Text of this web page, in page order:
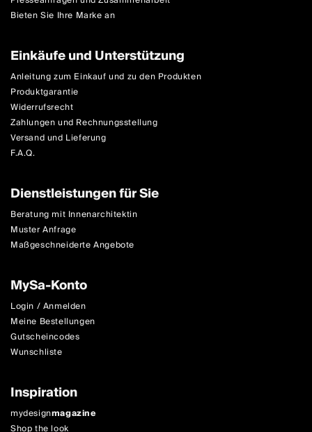
Bieten Sie Ihre Marke an
Einkäufe und Unterstützung
Anleitung zum Einkauf und zu den Produkten
Produktgarantie
Widerrufsrecht
Zahlungen und Rechnungsstellung
Versand und Lieferung
F.A.Q.
Dienstleistungen für Sie
Beratung mit Innenarchitektin
Muster Anfrage
Maßgeschneiderte Angebote
MySa-Konto
Login / Anmelden
Meine Bestellungen
Gutscheincodes
Wunschliste
Inspiration
mydesignmagazine
Shop the look